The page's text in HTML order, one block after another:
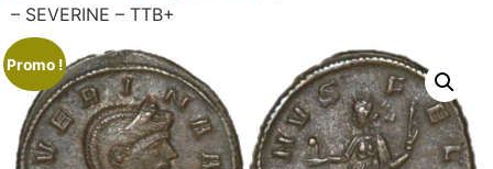
– SEVERINE – TTB+
Promo !